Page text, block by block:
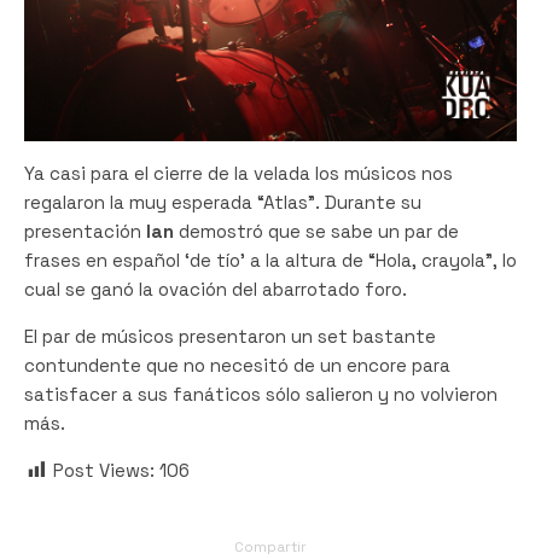
Ya casi para el cierre de la velada los músicos nos
regalaron la muy esperada “Atlas”. Durante su
presentación Ian demostró que se sabe un par de
frases en español ‘de tío’ a la altura de “Hola, crayola”, lo
cual se ganó la ovación del abarrotado foro.
El par de músicos presentaron un set bastante
contundente que no necesitó de un encore para
satisfacer a sus fanáticos sólo salieron y no volvieron
más.
Post Views: 106
Compartir